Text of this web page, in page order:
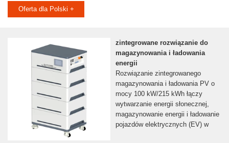
Oferta dla Polski +
zintegrowane rozwiązanie do
magazynowania i ładowania
energii
Rozwiązanie zintegrowanego
magazynowania i ładowania PV o
mocy 100 kW/215 kWh łączy
wytwarzanie energii słonecznej,
magazynowanie energii i ładowanie
pojazdów elektrycznych (EV) w